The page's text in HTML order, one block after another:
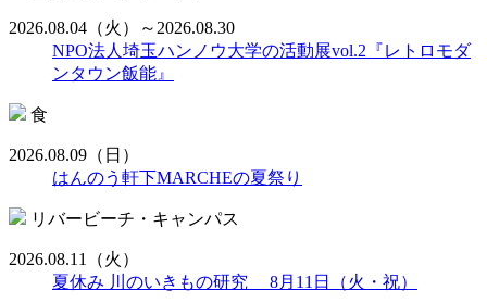
2026.08.04 （火）
～2026.08.30
NPO法人埼玉ハンノウ大学の活動展vol.2『レトロモダ
ンタウン飯能』
食
2026.08.09 （日）
はんのう軒下MARCHEの夏祭り
リバービーチ・キャンパス
2026.08.11
（火）
夏休み 川のいきもの研究 8月11日（火・祝）